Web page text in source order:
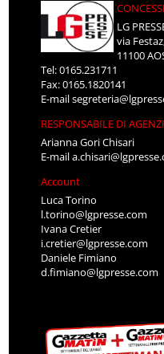
LG
via
11100
Tel: 0165.231711
Fax: 0165.1820141
E-mail
RESPONSABILE DI
Arianna Gori Chisari
E-mail
Account
Luca Torino
l.torino@lgpresse.com
Ivana Cretier
i.cretier@lgpresse.com
Daniele Fimiano
d.fimiano@lgpresse.com